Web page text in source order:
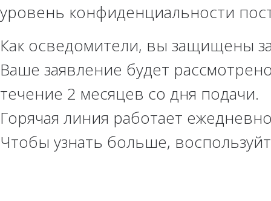
уровень конфиденциальности
Как осведомители, вы защищены
Ваше заявление будет
течение 2 месяцев со дня подачи.
Горячая линия работает
Чтобы узнать больше,